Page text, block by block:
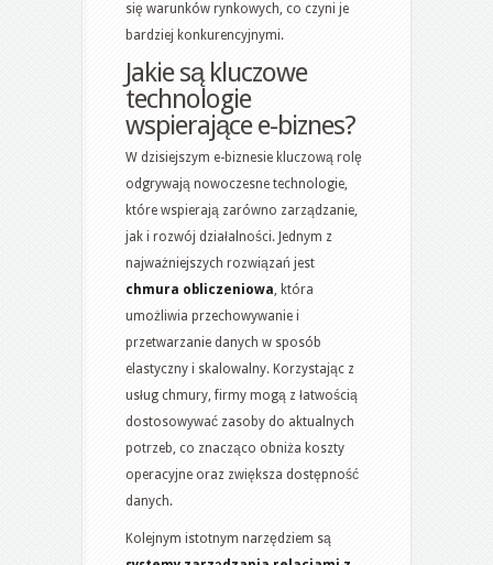
się warunków rynkowych, co czyni je
bardziej konkurencyjnymi.
Jakie są kluczowe
technologie
wspierające e-biznes?
W dzisiejszym e-biznesie kluczową rolę
odgrywają nowoczesne technologie,
które wspierają zarówno zarządzanie,
jak i rozwój działalności. Jednym z
najważniejszych rozwiązań jest
chmura obliczeniowa, która
umożliwia przechowywanie i
przetwarzanie danych w sposób
elastyczny i skalowalny. Korzystając z
usług chmury, firmy mogą z łatwością
dostosowywać zasoby do aktualnych
potrzeb, co znacząco obniża koszty
operacyjne oraz zwiększa dostępność
danych.
Kolejnym istotnym narzędziem są